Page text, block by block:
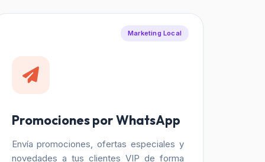
Marketing Local
Promociones por WhatsApp
Envía promociones, ofertas especiales y
novedades a tus clientes VIP de forma